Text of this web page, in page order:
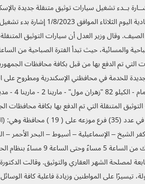
بــدء تشغيل سيارات توثيق متنقلة جديدة
وقال وزير العدل أن سيارات التوثيق
تعزيزاً للسيارات التي تم الدفع بها من قبل بكافة
الفروع التي تعمل بالفترة
– الإسماعيلية – أسيوط – البحر الأحمر –
تعمل خلال الفترة المسائية
لمصلحة الشهر العقاري والتوثيق. وقالت
تيسيرًا على المواطنين وزيادة فاعلية كافة